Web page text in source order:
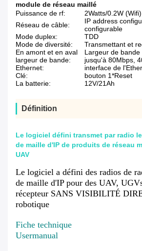
module de réseau maillé
Puissance de rf:
2Watts/0.2W (Wifi)
Réseau de câble:
IP address
configurable
Mode duplex:
TDD
Mode de diversité:
Transmettant et
En amont et en aval
largeur de bande:
Largeur de
jusqu'à 80Mbps,
Ethernet:
interface de
Clé:
bouton 1*Reset
La batterie:
12V/21Ah
Définition
Le logiciel défini transmet par radio
de maille d'IP de produits de réseau
UAV
Le logiciel a défini des radios de
de maille d'IP pour des UAV,
récepteur SANS VISIBILITÉ
robotique
Fiche technique
Usermanual